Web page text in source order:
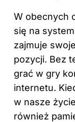
W obecnych
się na
zajmuje
pozycji. Bez
grać w gry
internetu.
w nasze
również